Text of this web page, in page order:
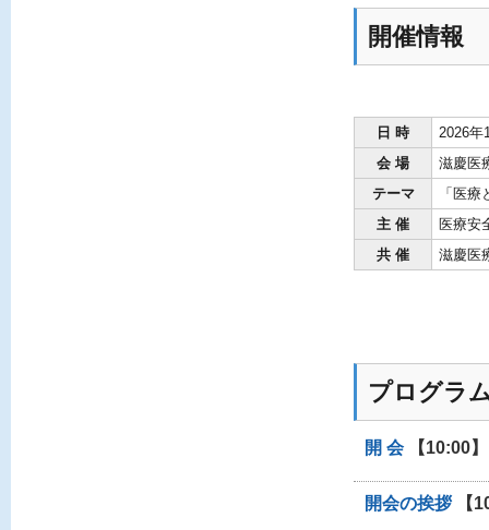
開催情報
日 時
2026年
会 場
滋慶医
テーマ
「医
主 催
医療安
共 催
滋慶医
プログラ
開 会 【10:00】
開会の挨拶 【